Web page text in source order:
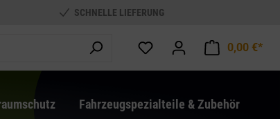
SCHNELLE LIEFERUNG
0,00 €*
Fahrzeugspezialteile & Zubehör